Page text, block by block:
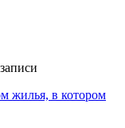
жилья, в котором